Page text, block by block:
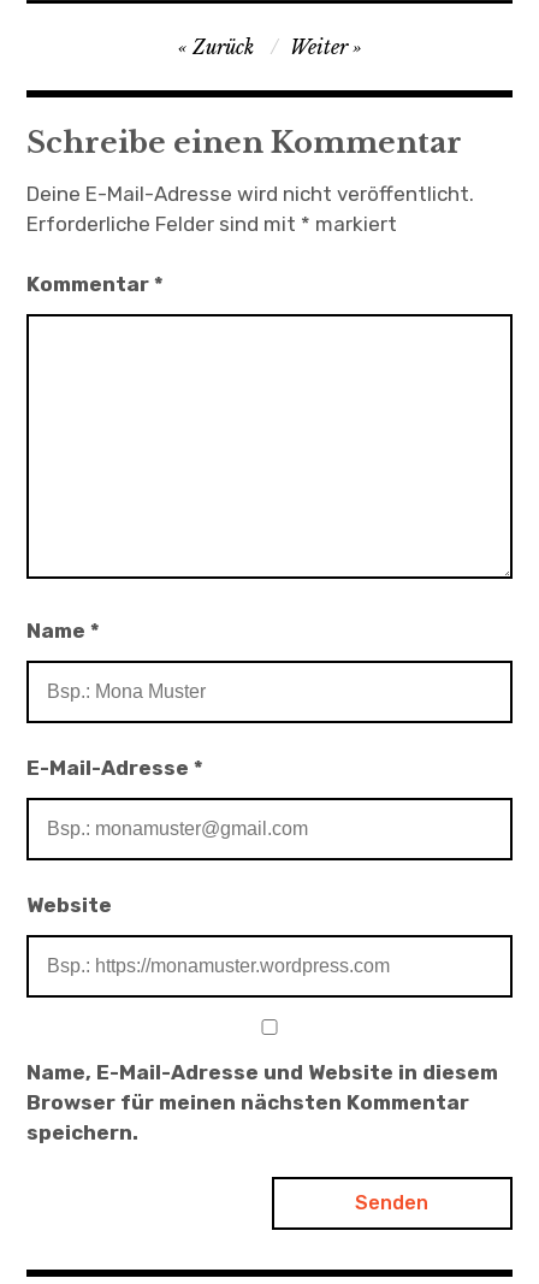
Beitragsnavigation
Zurück Weiter
Schreibe einen Kommentar
Deine E-Mail-Adresse wird nicht veröffentlicht.
Erforderliche Felder sind mit * markiert
Kommentar*
Name*
E-Mail-Adresse*
Website
Name, E-Mail-Adresse und Website in diesem
Browser für meinen nächsten Kommentar
speichern.